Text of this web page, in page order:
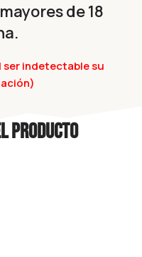
de 18
ser indetectable su
producto